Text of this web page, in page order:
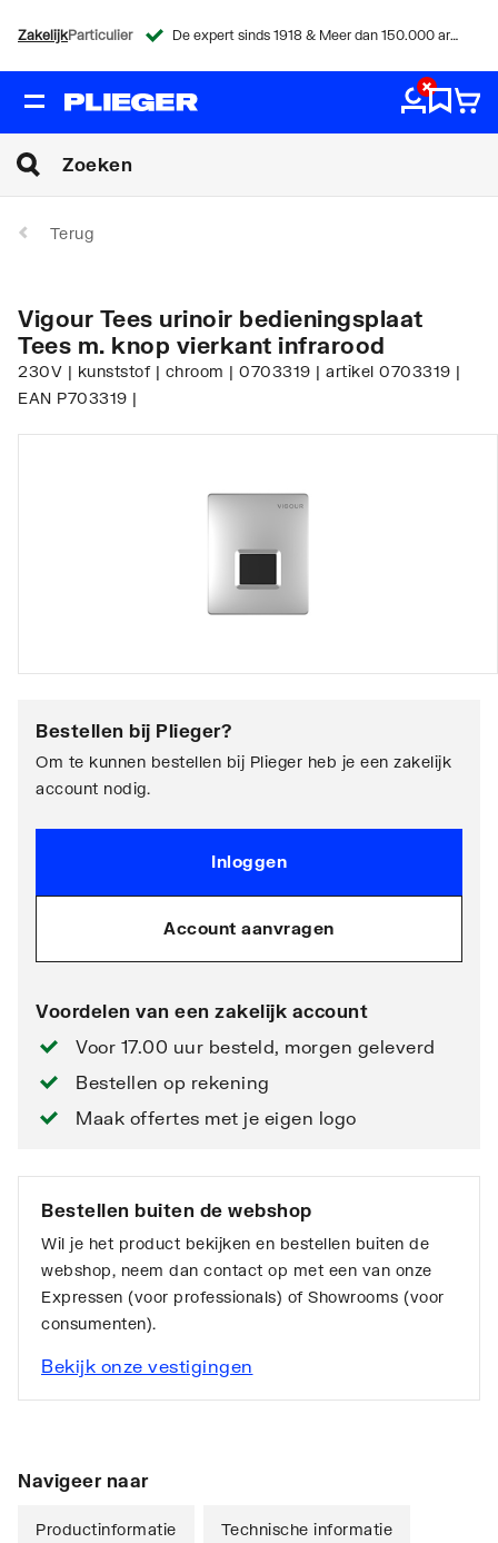
ZakelijkParticulier De expert sinds 1918 & Meer dan 150.000 artikelen
Terug
Vigour Tees urinoir bedieningsplaat
Tees m. knop vierkant infrarood
230V | kunststof | chroom | 0703319 | artikel 0703319 |
EAN P703319 |
Bestellen bij Plieger?
Om te kunnen bestellen bij Plieger heb je een zakelijk
account nodig.
Inloggen
Account aanvragen
Voordelen van een zakelijk account
Voor 17.00 uur besteld, morgen geleverd
Bestellen op rekening
Maak offertes met je eigen logo
Bestellen buiten de webshop
Wil je het product bekijken en bestellen buiten de
webshop, neem dan contact op met een van onze
Expressen (voor professionals) of Showrooms (voor
consumenten).
Bekijk onze vestigingen
Navigeer naar
Productinformatie Technische informatie